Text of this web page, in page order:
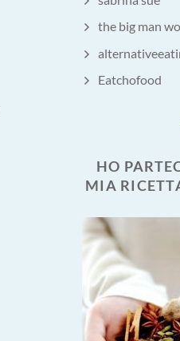
the big man
Eatchofood
HO
MIA